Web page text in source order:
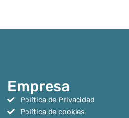
Empresa
Política de Privacidad
Política de cookies